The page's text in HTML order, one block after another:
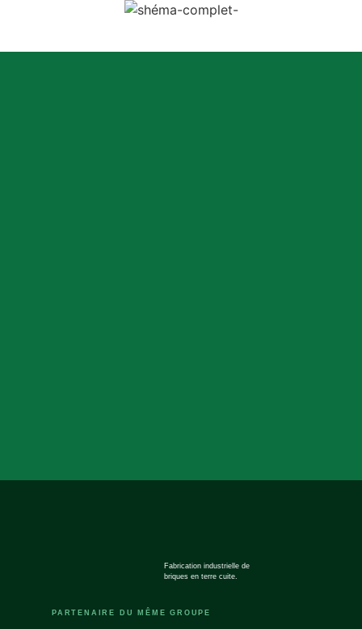
Fabrication industrielle de
briques en terre cuite.
PARTENAIRE DU MÊME GROUPE